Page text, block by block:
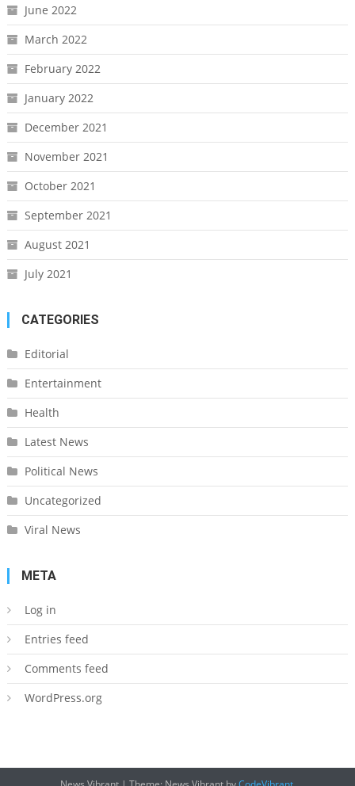
June 2022
March 2022
February 2022
January 2022
December 2021
November 2021
October 2021
September 2021
August 2021
July 2021
CATEGORIES
Editorial
Entertainment
Health
Latest News
Political News
Uncategorized
Viral News
META
Log in
Entries feed
Comments feed
WordPress.org